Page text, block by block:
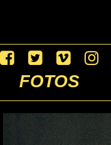
FOTOS